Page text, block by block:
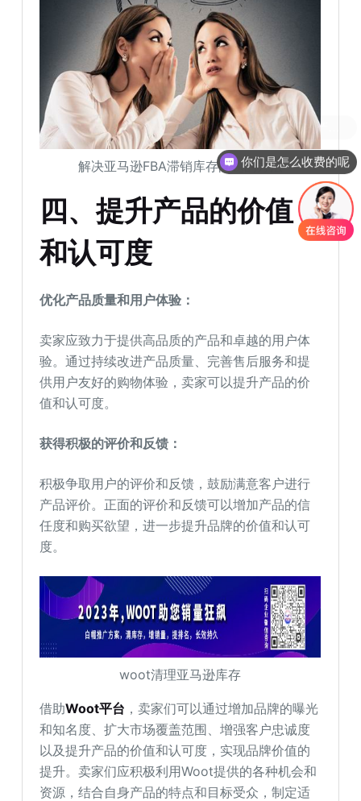
解决亚马逊FBA滞销库存问题的方法
四、提升产品的价值
和认可度
优化产品质量和用户体验：
卖家应致力于提供高品质的产品和卓越的用户体
验。通过持续改进产品质量、完善售后服务和提
供用户友好的购物体验，卖家可以提升产品的价
值和认可度。
获得积极的评价和反馈：
积极争取用户的评价和反馈，鼓励满意客户进行
产品评价。正面的评价和反馈可以增加产品的信
任度和购买欲望，进一步提升品牌的价值和认可
度。
woot清理亚马逊库存
借助Woot平台 ，卖家们可以通过增加品牌的曝光
和知名度、扩大市场覆盖范围、增强客户忠诚度
以及提升产品的价值和认可度，实现品牌价值的
提升。卖家们应积极利用Woot提供的各种机会和
资源，结合自身产品的特点和目标受众，制定适
你们是怎么收费的呢